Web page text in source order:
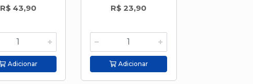
R$ 43,90
Adicionar
R$ 23,90
Adicionar